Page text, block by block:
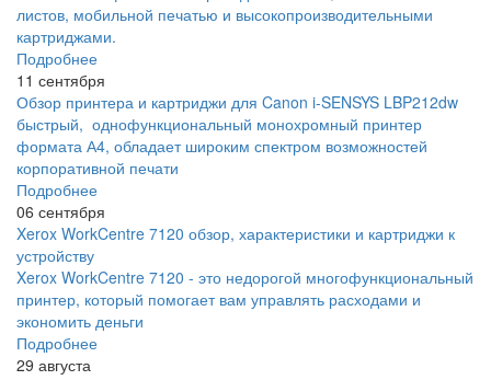
листов, мобильной печатью и высокопроизводительными
картриджами.
Подробнее
11 сентября
Обзор принтера и картриджи для Canon i-SENSYS LBP212dw
быстрый, однофункциональный монохромный принтер
формата А4, обладает широким спектром возможностей
корпоративной печати
Подробнее
06 сентября
Xerox WorkCentre 7120 обзор, характеристики и картриджи к
устройству
Xerox WorkCentre 7120 - это недорогой многофункциональный
принтер, который помогает вам управлять расходами и
экономить деньги
Подробнее
29 августа